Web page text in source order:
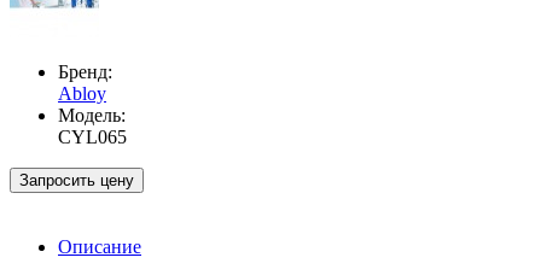
Бренд:
Abloy
Модель:
CYL065
Запросить цену
Описание